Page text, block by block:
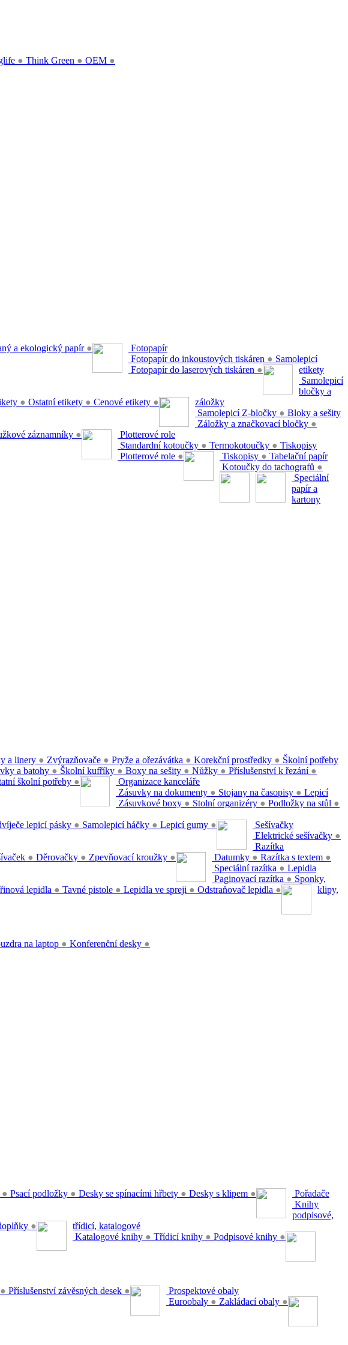
● Think Green ● OEM ●
a ekologický papír ●
Fotopapír
Fotopapír do inkoustových tiskáren ●
Fotopapír do laserových tiskáren ●
Samolepicí
etikety
● Ostatní etikety ● Cenové etikety ●
Samolepicí
bločky a
záložky
Samolepicí Z-bločky ●
Záložky a značkovací bločky ●
Bloky a sešity
záznamníky ●
Plotterové role
Standardní kotoučky ● Termokotoučky ●
Plotterové role ●
Tiskopisy
Tiskopisy ●
Kotoučky do tachografů ●
Tabelační papír
Speciální
papír a
kartony
a linery ● Zvýrazňovače ● Pryže a ořezávátka ● Korekční prostředky ● Školní potřeby
a batohy ● Školní kufříky ● Boxy na sešity ● Nůžky ● Příslušenství k řezání ●
školní potřeby ●
Organizace kanceláře
Zásuvky na dokumenty ● Stojany na časopisy ●
Zásuvkové boxy ● Stolní organizéry ● Podložky na stůl ●
Lepicí
lepicí pásky ● Samolepicí háčky ● Lepicí gumy ●
Sešívačky
Elektrické sešívačky ●
● Děrovačky ● Zpevňovací kroužky ●
Razítka
Datumky ● Razítka s textem ●
Speciální razítka ●
Paginovací razítka ●
Lepidla
lepidla ● Tavné pistole ● Lepidla ve spreji ● Odstraňovač lepidla ●
Sponky,
klipy,
na laptop ● Konferenční desky ●
● Psací podložky ● Desky se spínacími hřbety ● Desky s klipem ● Pořadače
●
Knihy
podpisové,
třídicí, katalogové
Katalogové knihy ● Třídicí knihy ● Podpisové knihy ●
● Příslušenství závěsných desek ●
Prospektové obaly
Euroobaly ● Zakládací obaly ●